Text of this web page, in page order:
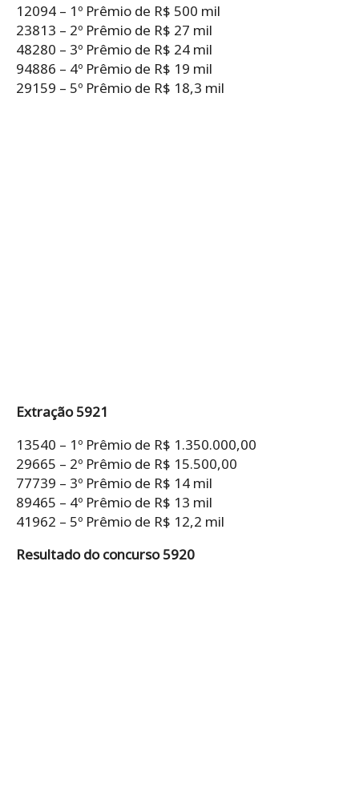
12094 – 1º Prêmio de R$ 500 mil
23813 – 2º Prêmio de R$ 27 mil
48280 – 3º Prêmio de R$ 24 mil
94886 – 4º Prêmio de R$ 19 mil
29159 – 5º Prêmio de R$ 18,3 mil
Extração 5921
13540 – 1º Prêmio de R$ 1.350.000,00
29665 – 2º Prêmio de R$ 15.500,00
77739 – 3º Prêmio de R$ 14 mil
89465 – 4º Prêmio de R$ 13 mil
41962 – 5º Prêmio de R$ 12,2 mil
Resultado do concurso 5920